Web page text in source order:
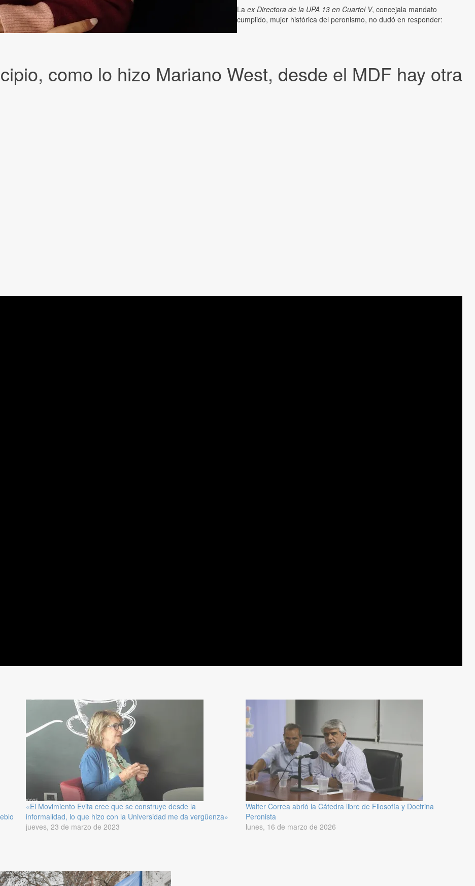
como lo hizo Mariano West, desde el MDF hay otra
La ex Directora de la UPA 13 en Cuartel V, concejala mandato
cumplido, mujer histórica del peronismo, no dudó en responder:
«El Movimiento Evita cree que se construye desde la
informalidad, lo que hizo con la Universidad me da vergüenza»
jueves, 23 de marzo de 2023
Walter Correa abrió la Cátedra libre de Filosofía y Doctrina
Peronista
lunes, 16 de marzo de 2026